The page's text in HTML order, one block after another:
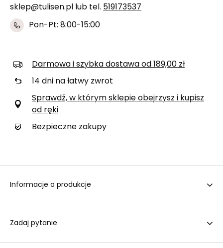
sklep@tulisen.pl lub tel. 519173537
Pon-Pt: 8:00-15:00
Darmowa i szybka dostawa od 189,00 zł
14 dni na łatwy zwrot
Sprawdź, w którym sklepie obejrzysz i kupisz
od ręki
Bezpieczne zakupy
Informacje o produkcje
Zadaj pytanie